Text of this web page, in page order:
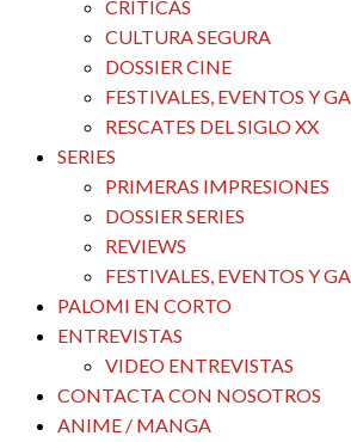
CRÍTICAS
CULTURA SEGURA
DOSSIER CINE
FESTIVALES, EVENTOS Y
RESCATES DEL SIGLO XX
SERIES
PRIMERAS IMPRESIONES
DOSSIER SERIES
REVIEWS
FESTIVALES, EVENTOS Y
PALOMI EN CORTO
ENTREVISTAS
VIDEO ENTREVISTAS
CONTACTA CON NOSOTROS
ANIME / MANGA